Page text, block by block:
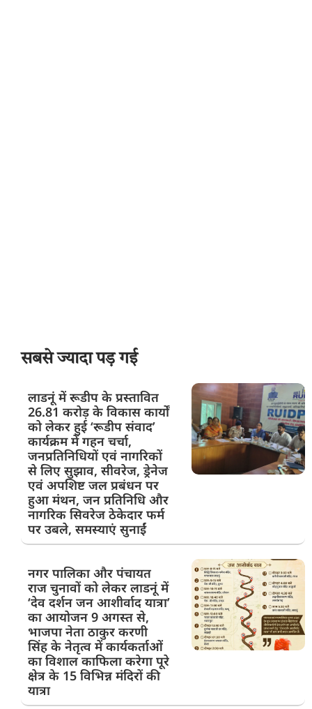
सबसे ज्यादा पड़ गई
लाडनूं में रूडीप के प्रस्तावित
26.81 करोड़ के विकास कार्यों
को लेकर हुई ‘रूडीप संवाद’
कार्यक्रम में गहन चर्चा,
जनप्रतिनिधियों एवं नागरिकों
से लिए सुझाव, सीवरेज, ड्रेनेज
एवं अपशिष्ट जल प्रबंधन पर
हुआ मंथन, जन प्रतिनिधि और
नागरिक सिवरेज ठेकेदार फर्म
पर उबले, समस्याएं सुनाईं
नगर पालिका और पंचायत
राज चुनावों को लेकर लाडनूं में
‘देव दर्शन जन आशीर्वाद यात्रा’
का आयोजन 9 अगस्त से,
भाजपा नेता ठाकुर करणी
सिंह के नेतृत्व में कार्यकर्ताओं
का विशाल काफिला करेगा पूरे
क्षेत्र के 15 विभिन्न मंदिरों की
यात्रा